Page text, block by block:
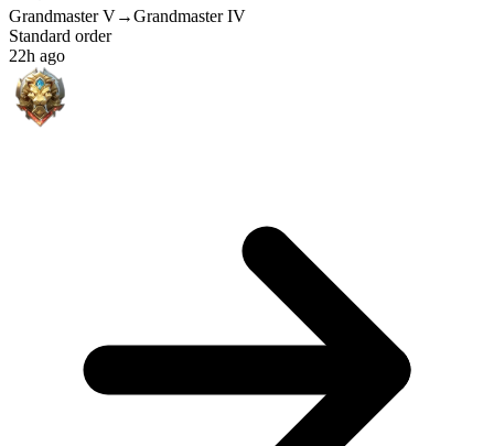
Grandmaster V→Grandmaster IV
Standard order
22h ago